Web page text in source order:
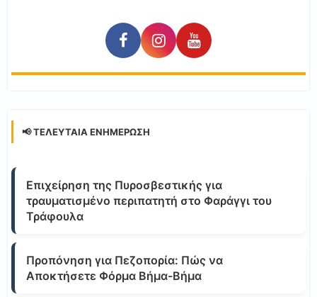
📢 ΤΕΛΕΥΤΑΊΑ ΕΝΗΜΈΡΩΣΗ
Επιχείρηση της Πυροσβεστικής για
τραυματισμένο περιπατητή στο Φαράγγι του
Τράφουλα
Προπόνηση για Πεζοπορία: Πώς να
Αποκτήσετε Φόρμα Βήμα-Βήμα